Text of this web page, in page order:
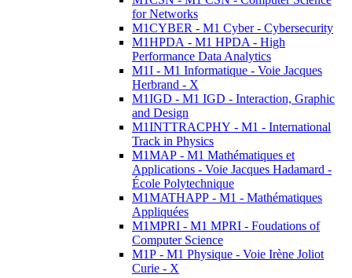
for Networks
M1CYBER - M1 Cyber - Cybersecurity
M1HPDA - M1 HPDA - High
Performance Data Analytics
M1I - M1 Informatique - Voie Jacques
Herbrand - X
M1IGD - M1 IGD - Interaction, Graphic
and Design
M1INTTRACPHY - M1 - International
Track in Physics
M1MAP - M1 Mathématiques et
Applications - Voie Jacques Hadamard -
École Polytechnique
M1MATHAPP - M1 - Mathématiques
Appliquées
M1MPRI - M1 MPRI - Foudations of
Computer Science
M1P - M1 Physique - Voie Irène Joliot
Curie - X